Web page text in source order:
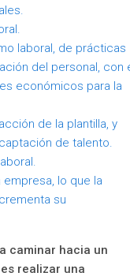
laboral, de prácticas
del personal, con
económicos para la
de la plantilla, y
de talento.
lo que la
su
caminar hacia un
realizar una